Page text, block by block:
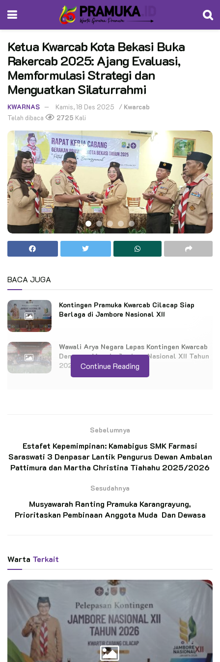
‎Ketua Kwarcab Kota Bekasi Buka
Rakercab 2025: Ajang Evaluasi,
Memformulasi Strategi dan
Menguatkan Silaturrahmi
KWARNAS Kamis, 18 Des 2025 / Kwarcab
Telah dibaca
2725 Kali
BACA JUGA
Kontingen Pramuka Kwarcab Cilacap Siap
Berlaga di Jambore Nasional XII
Wawali Arya Negara Lepas Kontingen Kwarcab
Denpasar Menuju Jambore Nasional XII Tahun
2026.
resmi membuka Rakercab (Rapat Kerja Cabang) di Gubug
2025.
Rakercab ini sebagai bahan evaluasi, memformulasi strategi
yang tepat dan menguatkan silaturrahmi.
‎Dalam sambutannya saat pembukaan Rakercab, Kak Ade juga
mengingatkan pentingnya kebersamaan dalam memperkuat
organisasi. Pengurus harus memiliki satu hati, satu tujuan,
satu kebersamaan dan satu kesolidan meski di tengah
keterbatasan.
Continue Reading
Sebelumnya
Estafet Kepemimpinan: Kamabigus SMK Farmasi
Saraswati 3 Denpasar Lantik Pengurus Dewan Ambalan
Pattimura dan Martha Christina Tiahahu 2025/2026
Sesudahnya
Musyawarah Ranting Pramuka Karangrayung,
Prioritaskan Pembinaan Anggota Muda Dan Dewasa
Warta Terkait